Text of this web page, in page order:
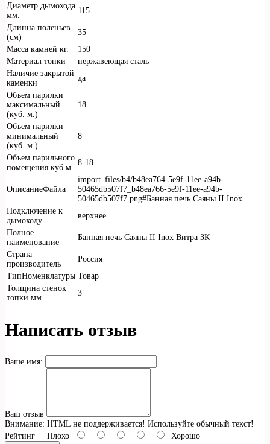
Диаметр дымохода
мм.
115
Длинна поленьев
(см)
35
Масса камней кг.
150
Материал топки
нержавеющая сталь
Наличие закрытой
каменки
да
Объем парилки
максимальный
(куб. м.)
18
Объем парилки
минимальный
(куб. м.)
8
Объем парильного
помещения куб.м.
8-18
ОписаниеФайла
import_files/b4/b48ea764-5e9f-11ee-a94b-
50465db507f7_b48ea766-5e9f-11ee-a94b-
50465db507f7.png#Банная печь Саяны II Inox
Подключение к
дымоходу
верхнее
Полное
наименование
Банная печь Саяны II Inox Витра ЗК
Страна
производитель
Россия
ТипНоменклатуры Товар
Толщина стенок
топки мм.
3
Написать отзыв
Ваше имя:
Ваш отзыв
Внимание: HTML не поддерживается! Используйте обычный текст!
Рейтинг Плохо
Хорошо